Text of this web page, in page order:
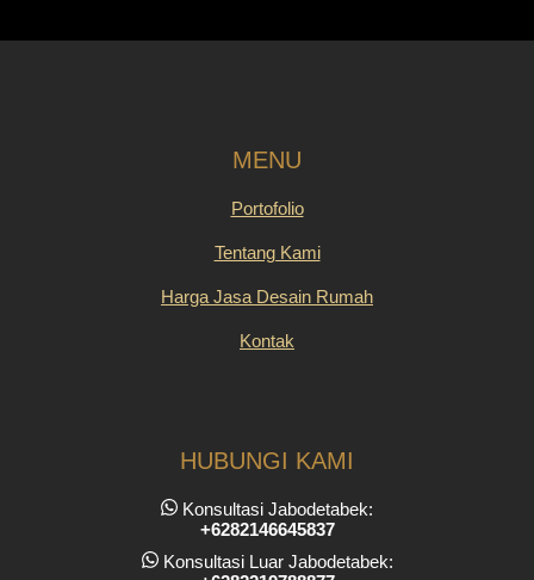
MENU
Portofolio
Tentang Kami
Harga Jasa Desain Rumah
Kontak
HUBUNGI KAMI
Konsultasi Jabodetabek:
+6282146645837
Konsultasi Luar Jabodetabek: